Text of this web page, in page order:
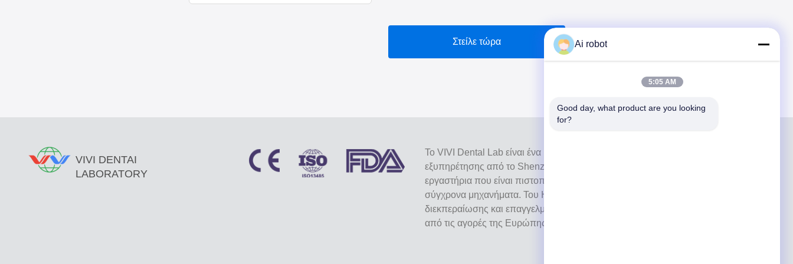
Στείλε τώρα
VIVI DENTAI
LABORATORY
Το VIVI Dental Lab είναι ένα υψηλού επιπέδου εργαστήριο πλήρους
εξυπηρέτησης από το Shenzhen της Κίνας. Είναι από τα κορυφαία οδοντιατρικά
εργαστήρια που είναι πιστοποιημένα με CE, ISO και FDA και εξοπλισμένα με
σύγχρονα μηχανήματα. Του Η δέσμευση για υψηλή ποιότητα, γρήγορο χρόνο
διεκπεραίωσης και επαγγελματικές υπηρεσίες έχει κερδίσει πολλά θετικά σχόλια
από τις αγορές της Ευρώπης και των ΗΠΑ.
Ai robot
5:05 AM
Good day, what product are you looking
for?